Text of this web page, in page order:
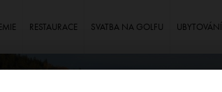
RESTAURACE SVATBA NA GOLFU UBYTOVÁNÍ